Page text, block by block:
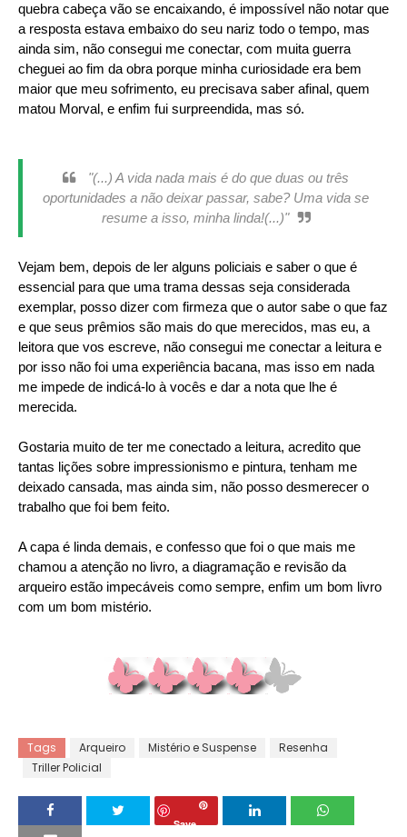
quebra cabeça vão se encaixando, é impossível não notar que
a resposta estava embaixo do seu nariz todo o tempo, mas
ainda sim, não consegui me conectar, com muita guerra
cheguei ao fim da obra porque minha curiosidade era bem
maior que meu sofrimento, eu precisava saber afinal, quem
matou Morval, e enfim fui surpreendida, mas só.
"(...) A vida nada mais é do que duas ou três
oportunidades a não deixar passar, sabe? Uma vida se
resume a isso, minha linda!(...)"
Vejam bem, depois de ler alguns policiais e saber o que é
essencial para que uma trama dessas seja considerada
exemplar, posso dizer com firmeza que o autor sabe o que faz
e que seus prêmios são mais do que merecidos, mas eu, a
leitora que vos escreve, não consegui me conectar a leitura e
por isso não foi uma experiência bacana, mas isso em nada
me impede de indicá-lo à vocês e dar a nota que lhe é
merecida.
Gostaria muito de ter me conectado a leitura, acredito que
tantas lições sobre impressionismo e pintura, tenham me
deixado cansada, mas ainda sim, não posso desmerecer o
trabalho que foi bem feito.
A capa é linda demais, e confesso que foi o que mais me
chamou a atenção no livro, a diagramação e revisão da
arqueiro estão impecáveis como sempre, enfim um bom livro
com um bom mistério.
Tags Arqueiro Mistério e Suspense
Resenha
Triller Policial
Save